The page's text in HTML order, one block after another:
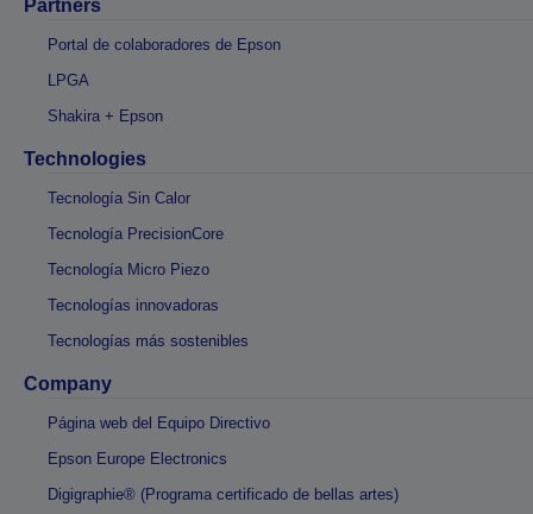
Partners
Portal de colaboradores de Epson
LPGA
Shakira + Epson
Technologies
Tecnología Sin Calor
Tecnología PrecisionCore
Tecnología Micro Piezo
Tecnologías innovadoras
Tecnologías más sostenibles
Company
Página web del Equipo Directivo
Epson Europe Electronics
Digigraphie® (Programa certificado de bellas artes)